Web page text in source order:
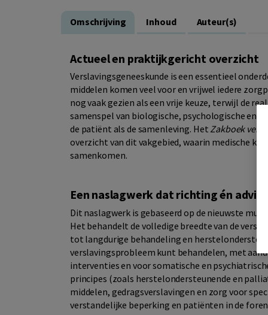
Omschrijving Inhoud Auteur(s)
Actueel en praktijkgericht overzicht
Verslavingsgeneeskunde is een essentieel
middelen komen veel voor en vrijwel iedere
nog vaak gezien als een vrije keuze, terwijl de
samenspel van biologische, psychologische en
de patiënt als de samenleving. Het Zakboek
overzicht van dit vakgebied, waarin medische
samenkomen.
Een naslagwerk dat richting én
Dit naslagwerk is gebaseerd op de nieuwste
Het behandelt de volledige breedte van de
tot langdurige behandeling en
verslavingsprobleem kunt behandelen, met
interventies en voor somatische en
principes (zoals herstelondersteunende en
middelen, gedragsverslavingen en zorg voor
verstandelijke beperking en patiënten in de